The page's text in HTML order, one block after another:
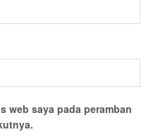
web saya pada peramban